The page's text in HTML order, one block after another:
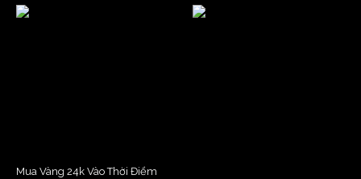
Mua Vàng 24k Vào Thời Điểm